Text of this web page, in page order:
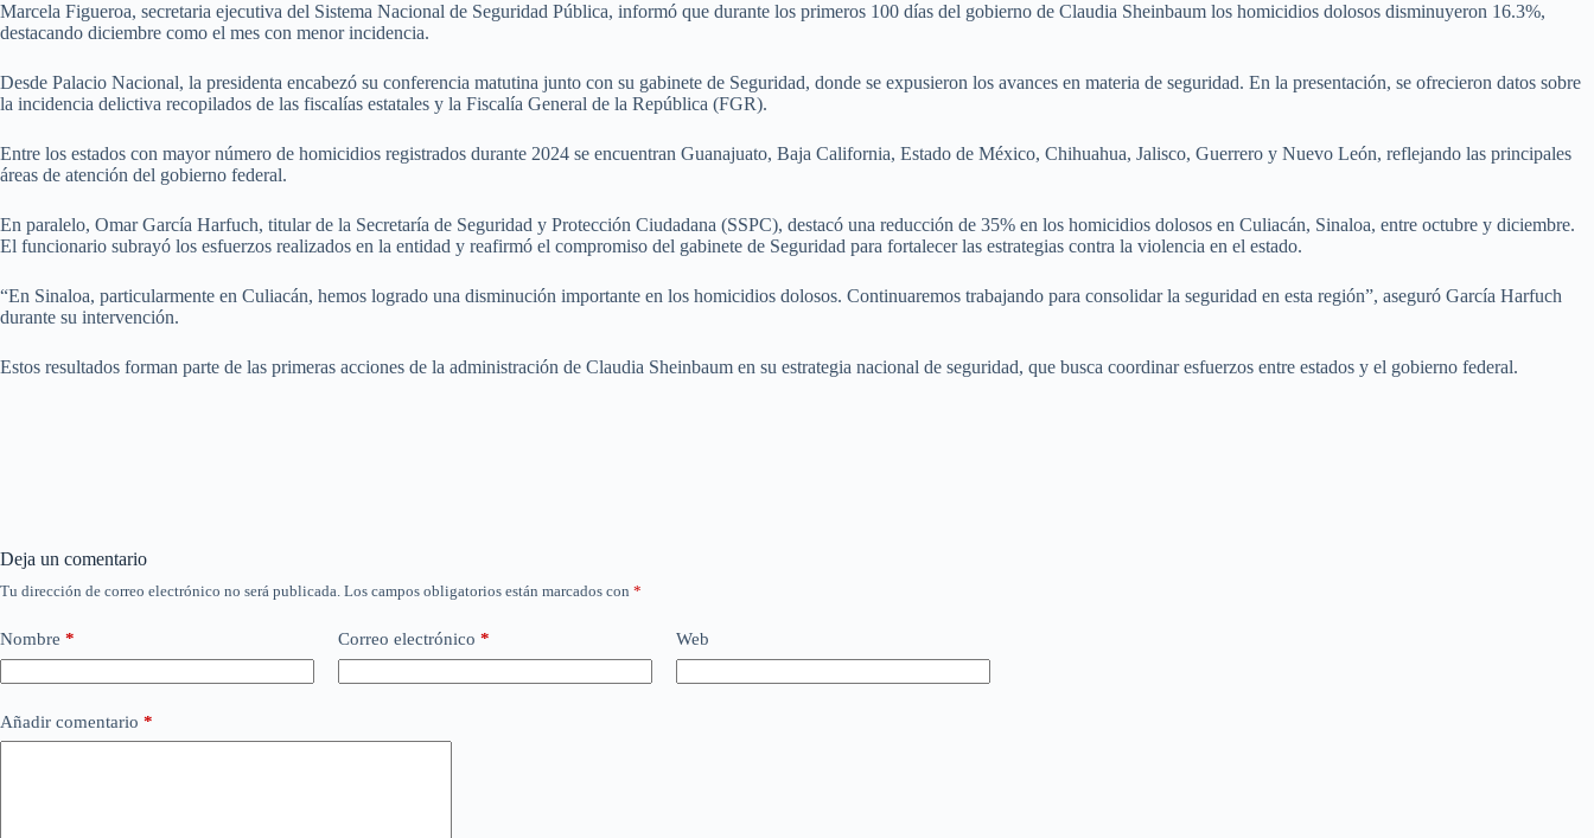
Marcela Figueroa, secretaria ejecutiva del Sistema Nacional de Seguridad Pública, informó que durante los primeros 100 días del gobierno de Claudia Sheinbaum los homicidios dolosos disminuyeron 16.3%,
destacando diciembre como el mes con menor incidencia.
Desde Palacio Nacional, la presidenta encabezó su conferencia matutina junto con su gabinete de Seguridad, donde se expusieron los avances en materia de seguridad. En la presentación, se ofrecieron datos sobre
la incidencia delictiva recopilados de las fiscalías estatales y la Fiscalía General de la República (FGR).
Entre los estados con mayor número de homicidios registrados durante 2024 se encuentran Guanajuato, Baja California, Estado de México, Chihuahua, Jalisco, Guerrero y Nuevo León, reflejando las principales
áreas de atención del gobierno federal.
En paralelo, Omar García Harfuch, titular de la Secretaría de Seguridad y Protección Ciudadana (SSPC), destacó una reducción de 35% en los homicidios dolosos en Culiacán, Sinaloa, entre octubre y diciembre.
El funcionario subrayó los esfuerzos realizados en la entidad y reafirmó el compromiso del gabinete de Seguridad para fortalecer las estrategias contra la violencia en el estado.
“En Sinaloa, particularmente en Culiacán, hemos logrado una disminución importante en los homicidios dolosos. Continuaremos trabajando para consolidar la seguridad en esta región”, aseguró García Harfuch
durante su intervención.
Estos resultados forman parte de las primeras acciones de la administración de Claudia Sheinbaum en su estrategia nacional de seguridad, que busca coordinar esfuerzos entre estados y el gobierno federal.
Deja un comentario
Tu dirección de correo electrónico no será publicada. Los campos obligatorios están marcados con *
Nombre * Correo electrónico * Web
Añadir comentario *